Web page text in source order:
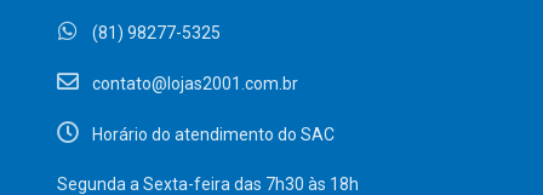
(81) 98277-5325
contato@lojas2001.com.br
Horário do atendimento do SAC
Segunda a Sexta-feira das 7h30 às 18h